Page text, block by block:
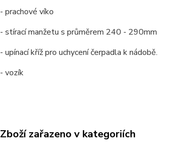
- prachové víko
- stírací manžetu s průměrem 240 - 290mm
- upínací kříž pro uchycení čerpadla k nádobě.
- vozík
Zboží zařazeno v kategoriích